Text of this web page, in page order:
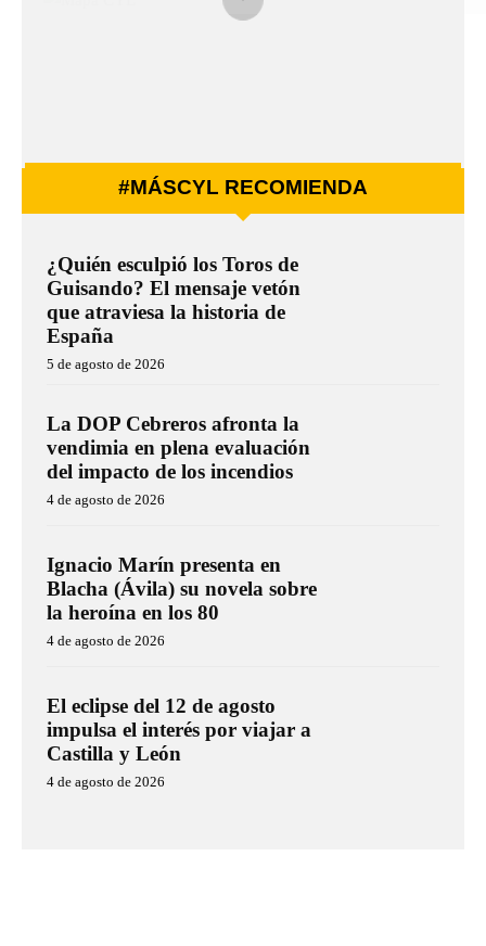
#MÁSCYL RECOMIENDA
¿Quién esculpió los Toros de
Guisando? El mensaje vetón
que atraviesa la historia de
España
5 de agosto de 2026
La DOP Cebreros afronta la
vendimia en plena evaluación
del impacto de los incendios
4 de agosto de 2026
Ignacio Marín presenta en
Blacha (Ávila) su novela sobre
la heroína en los 80
4 de agosto de 2026
El eclipse del 12 de agosto
impulsa el interés por viajar a
Castilla y León
4 de agosto de 2026